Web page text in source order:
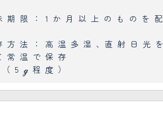
期限：1か月以上のものを配
方法：高温多湿､直射日光を
常温で保存
（5ℊ程度）